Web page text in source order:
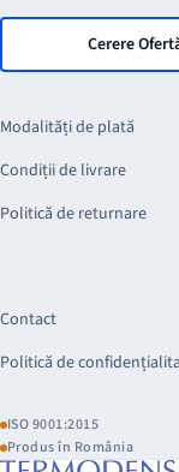
Cerere
Modalități de plată
Condiții de livrare
Politică de returnare
Contact
Politică de
ISO 9001:2015
Produs în România